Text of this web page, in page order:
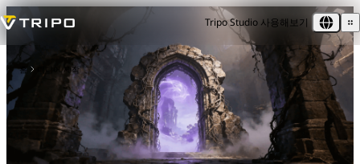
Tripo Studio 사용해보기
홈 미디어 제작